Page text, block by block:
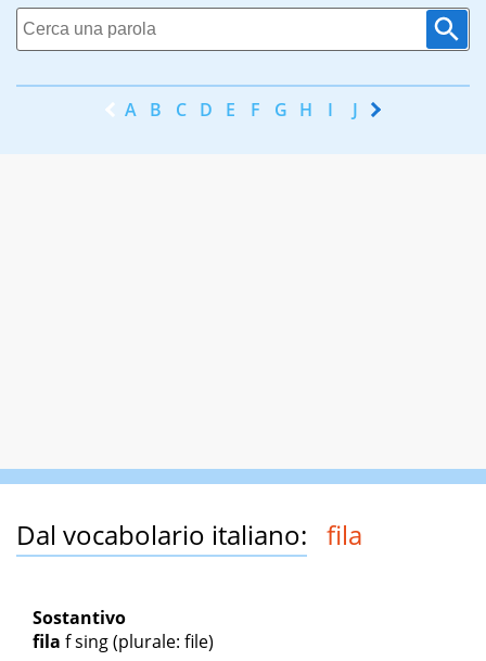
A B C D E F G H I J K
Dal vocabolario italiano: fila
Sostantivo
fila f sing(plurale: file)